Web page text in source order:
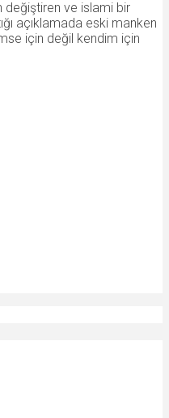
değiştiren ve islami bir
açıklamada eski manken
için değil kendim için